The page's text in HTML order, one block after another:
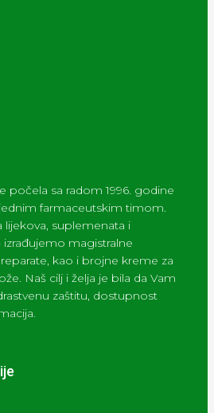
počela sa radom 1996. godine
farmaceutskim timom.
lijekova, suplemenata i
magistralne
kao i brojne kreme za
Naš cilj i želja je bila da Vam
zaštitu, dostupnost